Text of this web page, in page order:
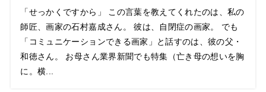
「せっかくですから」 この言葉を教えてくれたのは、私の
師匠、画家の石村嘉成さん。 彼は、自閉症の画家。 でも
「コミュニケーションできる画家」と話すのは、彼の父・
和徳さん。 お母さん業界新聞でも特集（亡き母の想いを胸
に。横...